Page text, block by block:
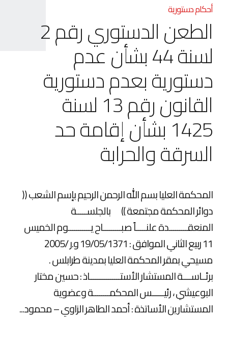
أحكام دستورية
الطعن الدستوري رقم 2
لسنة 44 بشأن عدم
دستورية بعدم دستورية
القانون رقم 13 لسنة
1425 بشأن إقامة حد
السرقة والحرابة
المحكمة العليا بسم الله الرحمن الرحيم بإسم الشعب ((
دوائر المحكمة مجتمعة )) بالجلســـــة
المنعقـــــــــدة علنـــــاً صبـــــــــاح يـــــــــــوم الخميس
11 ربيع الثاني الموافق : 19/05/1371 و.ر /2005
مسيحي بمقر المحكمة العليا بمدينة طرابلس .
برئــاســــة المستشار الأستـــــــــــــــاذ : حسين مختار
البوعيشي ، رئيــــــس المحكمــــــــة وعضوية
المستشارين الأساتذة : أحمد الطاهر الزاوي – محمود...